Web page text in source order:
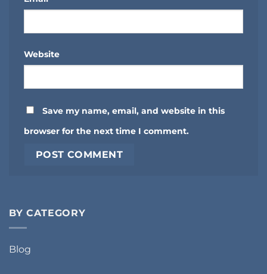
Website
Save my name, email, and website in this
browser for the next time I comment.
BY CATEGORY
Blog